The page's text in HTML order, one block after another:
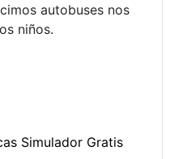
autobuses nos
niños.